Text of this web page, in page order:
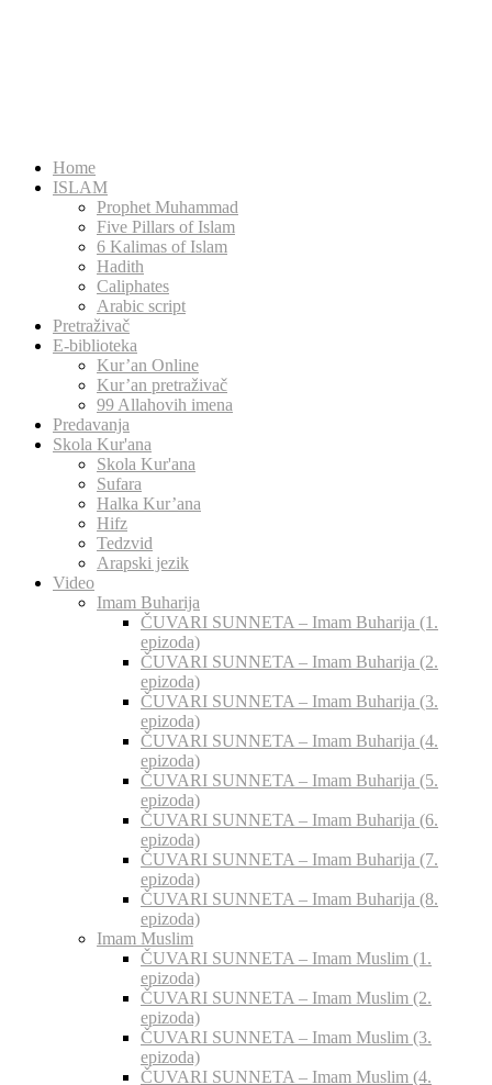
Home
ISLAM
Prophet Muhammad
Five Pillars of Islam
6 Kalimas of Islam
Hadith
Caliphates
Arabic script
Pretraživač
E-biblioteka
Kur’an Online
Kur’an pretraživač
99 Allahovih imena
Predavanja
Skola Kur'ana
Skola Kur'ana
Sufara
Halka Kur’ana
Hifz
Tedzvid
Arapski jezik
Video
Imam Buharija
ČUVARI SUNNETA – Imam Buharija (1.
epizoda)
ČUVARI SUNNETA – Imam Buharija (2.
epizoda)
ČUVARI SUNNETA – Imam Buharija (3.
epizoda)
ČUVARI SUNNETA – Imam Buharija (4.
epizoda)
ČUVARI SUNNETA – Imam Buharija (5.
epizoda)
ČUVARI SUNNETA – Imam Buharija (6.
epizoda)
ČUVARI SUNNETA – Imam Buharija (7.
epizoda)
ČUVARI SUNNETA – Imam Buharija (8.
epizoda)
Imam Muslim
ČUVARI SUNNETA – Imam Muslim (1.
epizoda)
ČUVARI SUNNETA – Imam Muslim (2.
epizoda)
ČUVARI SUNNETA – Imam Muslim (3.
epizoda)
ČUVARI SUNNETA – Imam Muslim (4.